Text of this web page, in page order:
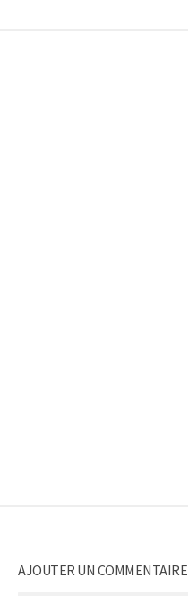
AJOUTER UN COMMENTAIRE